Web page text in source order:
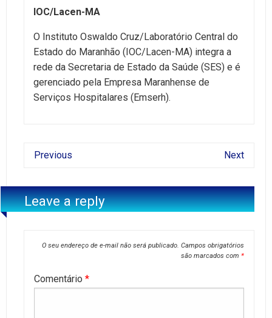
IOC/Lacen-MA
O Instituto Oswaldo Cruz/Laboratório Central do
Estado do Maranhão (IOC/Lacen-MA) integra a
rede da Secretaria de Estado da Saúde (SES) e é
gerenciado pela Empresa Maranhense de
Serviços Hospitalares (Emserh).
Previous Next
Leave a reply
O seu endereço de e-mail não será publicado. Campos obrigatórios
são marcados com *
Comentário *